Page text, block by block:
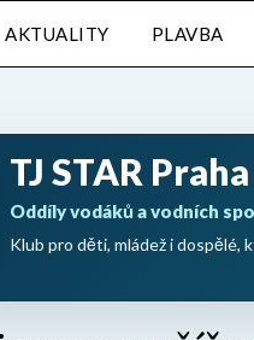
AKTUALITY PLAVBA
TJ STAR Praha
Oddíly vodáků a vodních
Klub pro děti, mládež i dospělé,